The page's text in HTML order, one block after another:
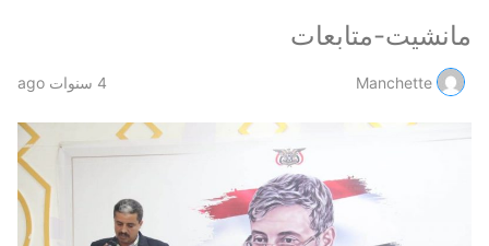
مانشيت-متابعات
Manchette 4 سنوات ago